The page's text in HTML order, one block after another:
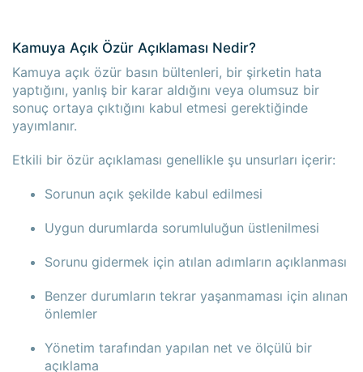
Kamuya Açık Özür Açıklaması Nedir?
Kamuya açık özür basın bültenleri, bir şirketin hata
yaptığını, yanlış bir karar aldığını veya olumsuz bir
sonuç ortaya çıktığını kabul etmesi gerektiğinde
yayımlanır.
Etkili bir özür açıklaması genellikle şu unsurları içerir:
Sorunun açık şekilde kabul edilmesi
Uygun durumlarda sorumluluğun üstlenilmesi
Sorunu gidermek için atılan adımların açıklanması
Benzer durumların tekrar yaşanmaması için alınan
önlemler
Yönetim tarafından yapılan net ve ölçülü bir
açıklama